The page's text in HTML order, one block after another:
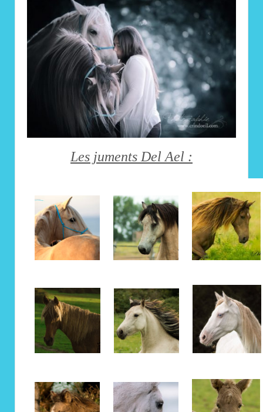
Les juments Del Ael :